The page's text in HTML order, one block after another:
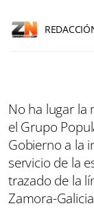
No ha lugar la
el Grupo
Gobierno a la
servicio de la
trazado de la
Zamora-